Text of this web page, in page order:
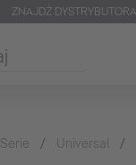
ZNAJDŹ DYSTRYBUTORA
Serie Universal